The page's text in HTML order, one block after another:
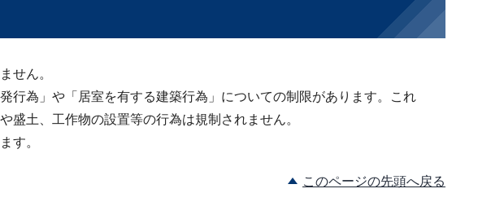
せん。
行為」や「居室を有する建築行為」についての制限があります。これ
盛土、工作物の設置等の行為は規制されません。
す。
このページの先頭へ戻る